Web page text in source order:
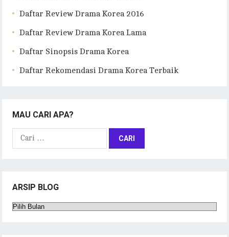
Daftar Review Drama Korea 2016
Daftar Review Drama Korea Lama
Daftar Sinopsis Drama Korea
Daftar Rekomendasi Drama Korea Terbaik
MAU CARI APA?
Cari
ARSIP BLOG
Arsip